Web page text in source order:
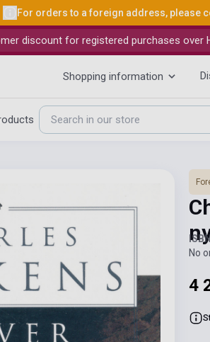
For orders to a foreign address, please
discount for registered purchases over
Shopping information
No
4